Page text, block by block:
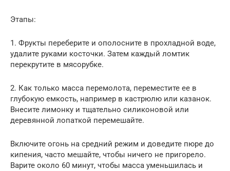
Этапы:
1. Фрукты переберите и ополосните в прохладной воде,
удалите руками косточки. Затем каждый ломтик
перекрутите в мясорубке.
2. Как только масса перемолота, переместите ее в
глубокую емкость, например в кастрюлю или казанок.
Внесите лимонку и тщательно силиконовой или
деревянной лопаткой перемешайте.
Включите огонь на средний режим и доведите пюре до
кипения, часто мешайте, чтобы ничего не пригорело.
Варите около 60 минут, чтобы масса уменьшилась и